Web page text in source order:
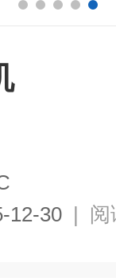
12-30 | 阅